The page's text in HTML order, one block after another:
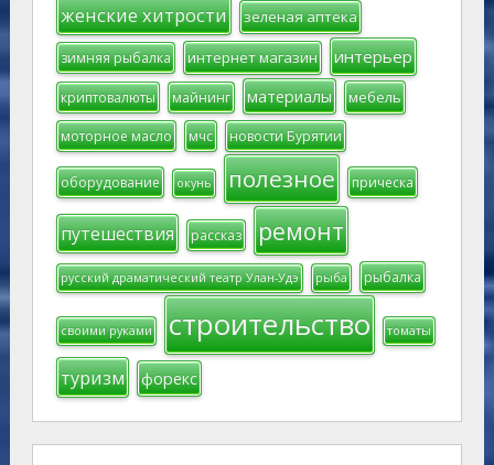
женские хитрости зеленая аптека
зимняя рыбалка интернет магазин интерьер
криптовалюты майнинг материалы мебель
моторное масло мчс новости Бурятии
оборудование окунь полезное прическа
путешествия рассказ ремонт
русский драматический театр Улан-Удэ рыба рыбалка
своими руками строительство томаты
туризм форекс